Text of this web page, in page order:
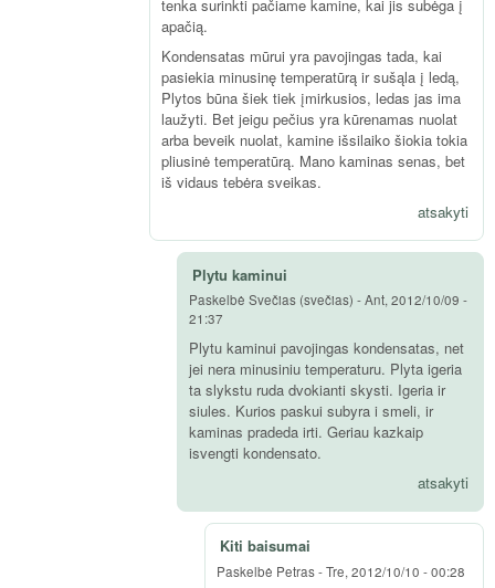
tenka surinkti pačiame kamine, kai jis subėga į
apačią.
Kondensatas mūrui yra pavojingas tada, kai
pasiekia minusinę temperatūrą ir sušąla į ledą,
Plytos būna šiek tiek įmirkusios, ledas jas ima
laužyti. Bet jeigu pečius yra kūrenamas nuolat
arba beveik nuolat, kamine išsilaiko šiokia tokia
pliusinė temperatūrą. Mano kaminas senas, bet
iš vidaus tebėra sveikas.
atsakyti
Plytu kaminui
Paskelbė Svečias (svečias) -Ant, 2012/10/09 -
21:37
Plytu kaminui pavojingas kondensatas, net
jei nera minusiniu temperaturu. Plyta igeria
ta slykstu ruda dvokianti skysti. Igeria ir
siules. Kurios paskui subyra i smeli, ir
kaminas pradeda irti. Geriau kazkaip
isvengti kondensato.
atsakyti
Kiti baisumai
Paskelbė Petras-Tre, 2012/10/10 - 00:28